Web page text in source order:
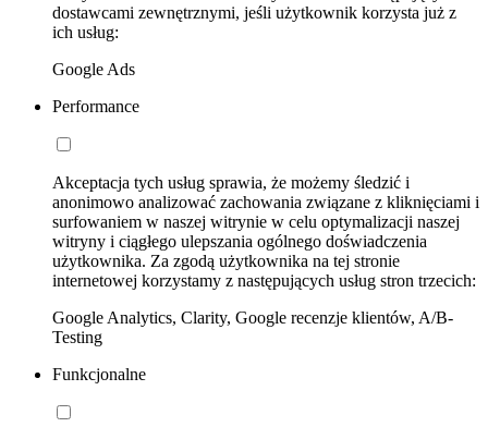
dostawcami zewnętrznymi, jeśli użytkownik korzysta już z
ich usług:
Google Ads
Performance
Akceptacja tych usług sprawia, że możemy śledzić i
anonimowo analizować zachowania związane z kliknięciami i
surfowaniem w naszej witrynie w celu optymalizacji naszej
witryny i ciągłego ulepszania ogólnego doświadczenia
użytkownika. Za zgodą użytkownika na tej stronie
internetowej korzystamy z następujących usług stron trzecich:
Google Analytics, Clarity, Google recenzje klientów, A/B-
Testing
Funkcjonalne